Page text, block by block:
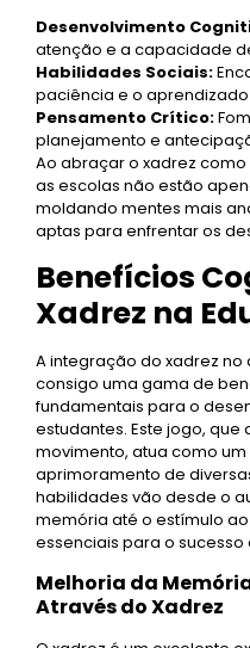
Desenvolvimento
atenção e a capacidade
Habilidades Sociais:
paciência e o
Pensamento Crítico:
planejamento e
Ao abraçar o xadrez
as escolas não estão
moldando mentes mais
aptas para enfrentar os
Benefícios
Xadrez na
A integração do xadrez
consigo uma gama de
fundamentais para o
estudantes. Este jogo,
movimento, atua como
aprimoramento de
habilidades vão desde o
memória até o estímulo
essenciais para o
Melhoria da
Através do Xadrez